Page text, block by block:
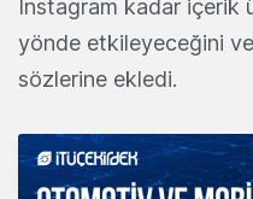
Instagram kadar içerik
yönde etkileyeceğini
sözlerine ekledi.